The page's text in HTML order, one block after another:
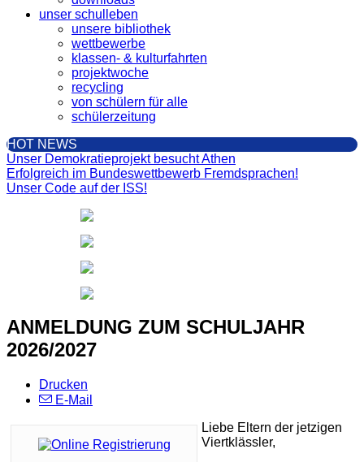
unser schulleben
unsere bibliothek
wettbewerbe
klassen- & kulturfahrten
projektwoche
recycling
von schülern für alle
schülerzeitung
HOT NEWS
Unser Demokratieprojekt besucht Athen
Erfolgreich im Bundeswettbewerb Fremdsprachen!
Unser Code auf der ISS!
ANMELDUNG ZUM SCHULJAHR
2026/2027
Drucken
E-Mail
Liebe Eltern der jetzigen
Viertklässler,